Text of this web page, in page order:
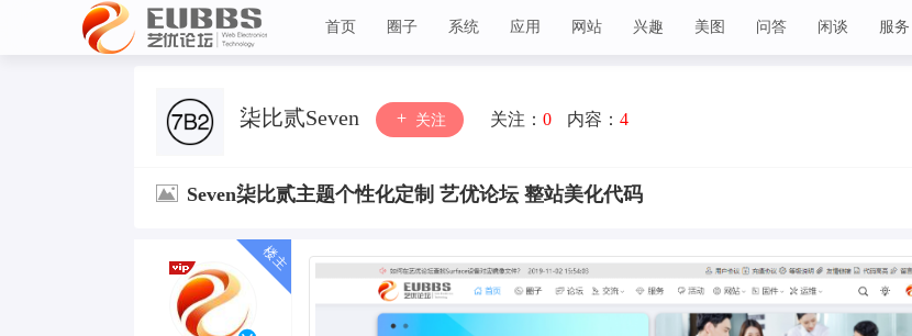
首页 圈子 系统 应用 网站 兴趣 美图 问答 闲谈 服务
柒比贰Seven 关注 关注： 0 内容： 4
Seven柒比贰主题个性化定制 艺优论坛 整站美化代码